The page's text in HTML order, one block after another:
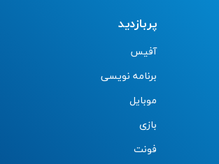
پربازدید
آفیس
برنامه نویسی
موبایل
بازی
فونت